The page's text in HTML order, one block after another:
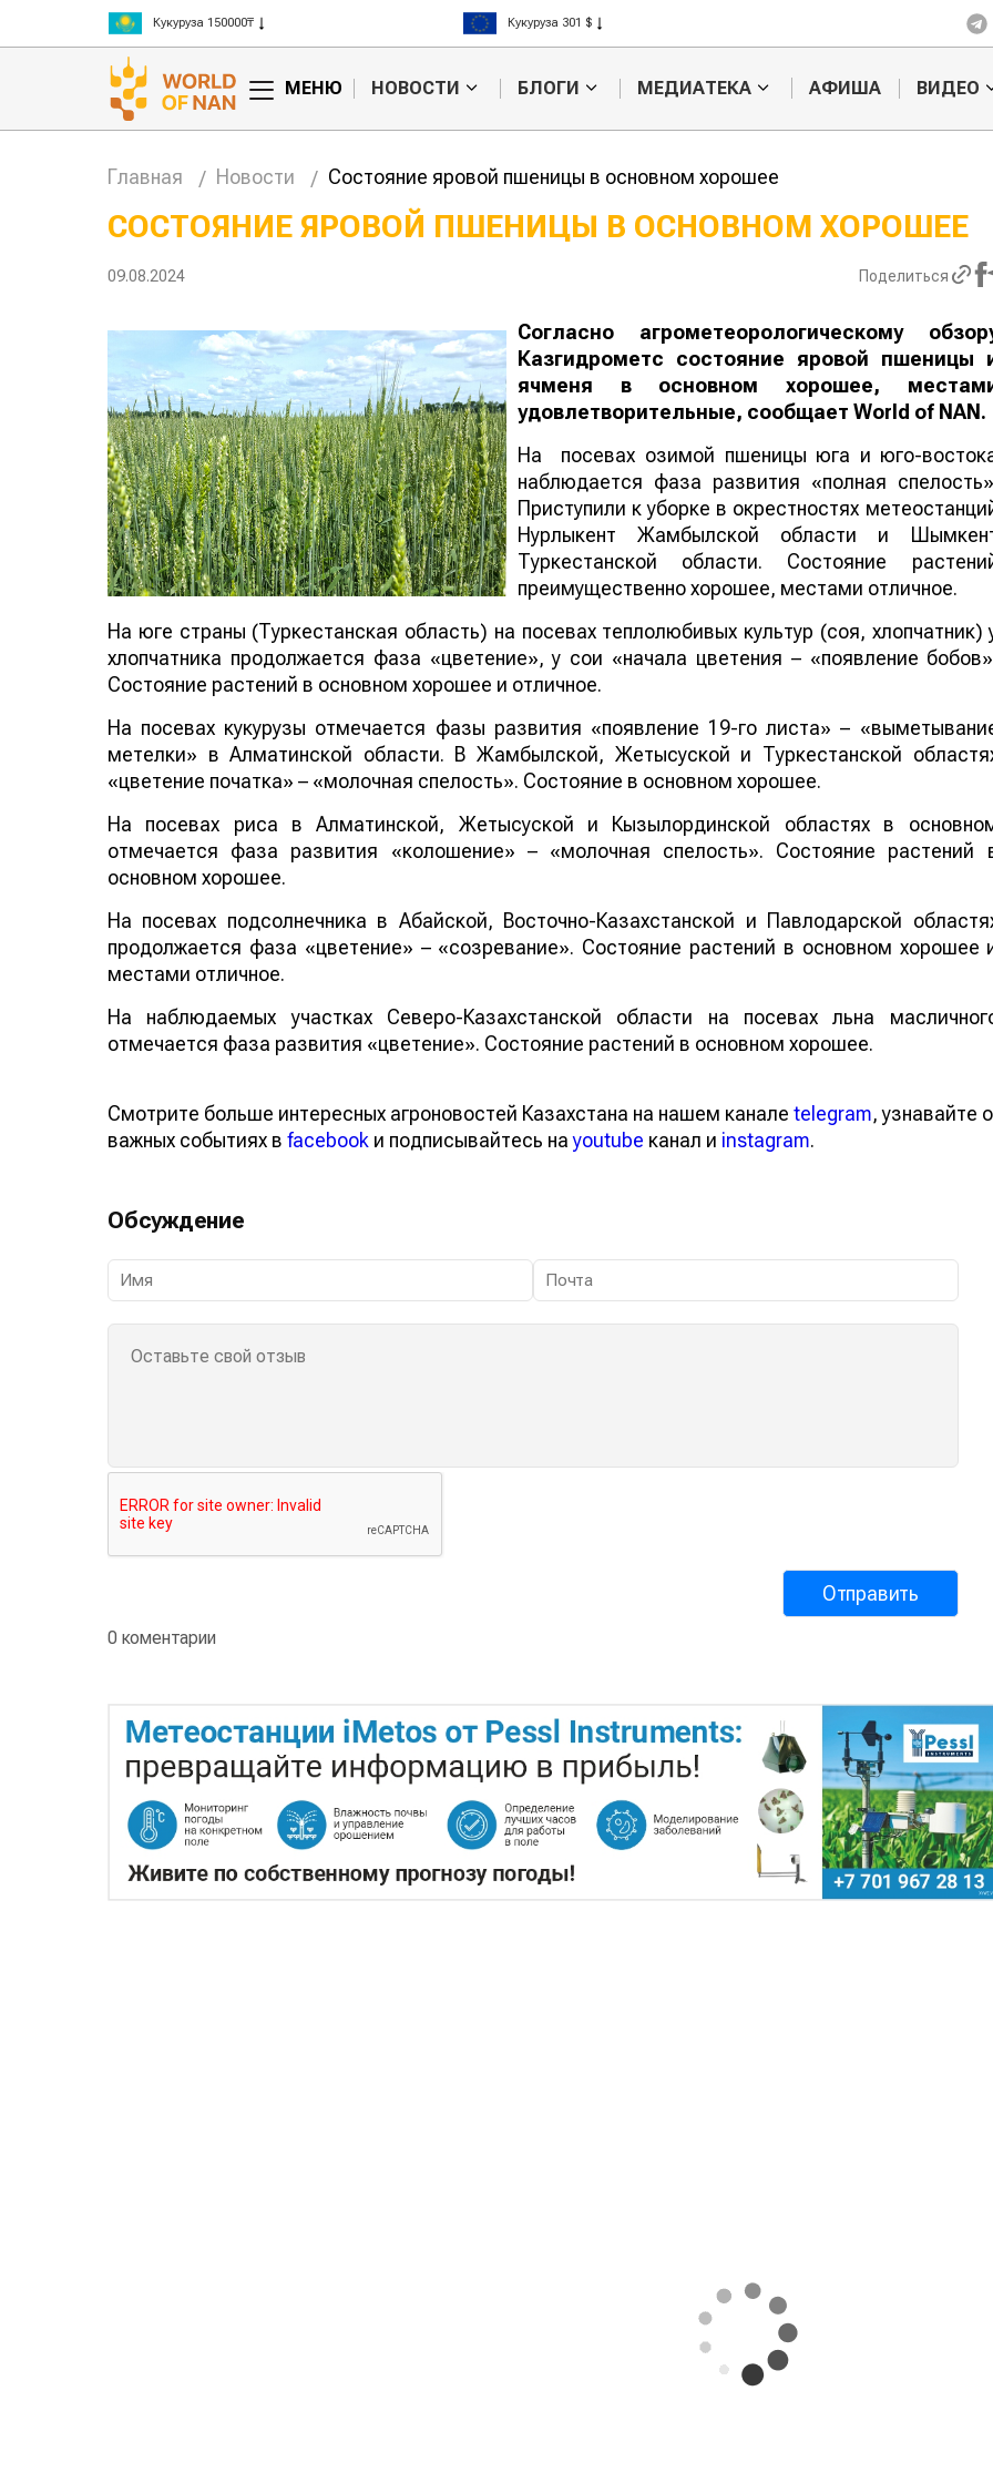
Кукуруза 150000₸
Рис 300000₸
Пшеница 3 класс 125000₸
Кукуруза 301 $
Рис 408 $
МЕНЮ НОВОСТИ БЛОГИ МЕДИАТЕКА АФИША ВИДЕО
Главная Новости Состояние яровой пшеницы в основном хорошее
СОСТОЯНИЕ ЯРОВОЙ ПШЕНИЦЫ В ОСНОВНОМ ХОРОШЕЕ
09.08.2024 Поделиться
Согласно агрометеорологическому
Казгидрометс состояние яровой пшеницы
ячменя в основном хорошее,
удовлетворительные, сообщает World of NAN.
На посевах озимой пшеницы юга и юго-
наблюдается фаза развития «полная
Приступили к уборке в окрестностях
Нурлыкент Жамбылской области и
Туркестанской области. Состояние
преимущественно хорошее, местами отличное.
На юге страны (Туркестанская область) на посевах теплолюбивых культур (соя, хлопчатник)
хлопчатника продолжается фаза «цветение», у сои «начала цветения – «появление
Состояние растений в основном хорошее и отличное.
На посевах кукурузы отмечается фазы развития «появление 19-го листа» –
метелки» в Алматинской области. В Жамбылской, Жетысуской и Туркестанской
«цветение початка» – «молочная спелость». Состояние в основном хорошее.
На посевах риса в Алматинской, Жетысуской и Кызылординской областях в
отмечается фаза развития «колошение» – «молочная спелость». Состояние растений
основном хорошее.
На посевах подсолнечника в Абайской, Восточно-Казахстанской и Павлодарской
продолжается фаза «цветение» – «созревание». Состояние растений в основном хорошее
местами отличное.
На наблюдаемых участках Северо-Казахстанской области на посевах льна
отмечается фаза развития «цветение». Состояние растений в основном хорошее.
Смотрите больше интересных агроновостей Казахстана на нашем канале telegram, узнавайте о
важных событиях в facebook и подписывайтесь наyoutube канал и instagram.
Обсуждение
0 коментарии
Ученые
способ
мясного